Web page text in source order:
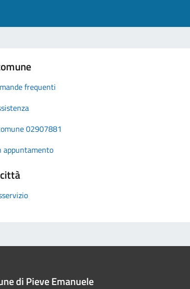
frequenti
02907881
appuntamento
di Pieve Emanuele